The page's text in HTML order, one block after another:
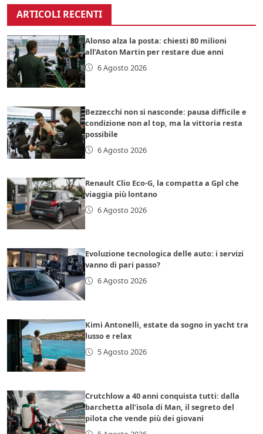
ARTICOLI RECENTI
Alonso alza la posta: chiesti 80 milioni
all’Aston Martin per restare due anni
6 Agosto 2026
Bezzecchi non si nasconde: pausa difficile e
condizione non al top, ma la vittoria resta
possibile
6 Agosto 2026
Renault Clio Eco-G, la compatta a Gpl che
viaggia più lontano
6 Agosto 2026
Evoluzione tecnologica delle auto: i servizi
vanno di pari passo?
6 Agosto 2026
Kimi Antonelli, estate da sogno in yacht tra
lusso e relax
5 Agosto 2026
Crutchlow a 40 anni conquista tutti: dalla
barchetta all’isola di Man, il segreto del
pilota che vende più dei giovani